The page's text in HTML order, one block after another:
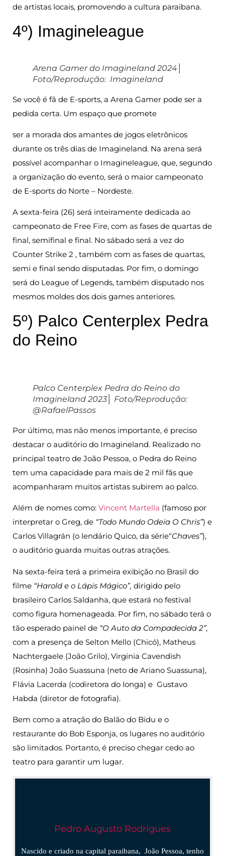
de artistas locais, promovendo a cultura paraibana.
4º) Imagineleague
Arena Gamer do Imagineland 2024│
Foto/Reprodução: Imagineland
Se você é fã de E-sports, a Arena Gamer pode ser a
pedida certa. Um espaço que promete
ser a morada dos amantes de jogos eletrônicos
durante os três dias de Imagineland. Na arena será
possível acompanhar o Imagineleague, que, segundo
a organização do evento, será o maior campeonato
de E-sports do Norte – Nordeste.
A sexta-feira (26) será inteiramente dedicada ao
campeonato de Free Fire, com as fases de quartas de
final, semifinal e final. No sábado será a vez do
Counter Strike 2 , também com as fases de quartas,
semi e final sendo disputadas. Por fim, o domingo
será do League of Legends, também disputado nos
mesmos moldes dos dois games anteriores.
5º) Palco Centerplex Pedra
do Reino
Palco Centerplex Pedra do Reino do
Imagineland 2023│ Foto/Reprodução:
@RafaelPassos
Por último, mas não menos importante, é preciso
destacar o auditório do Imagineland. Realizado no
principal teatro de João Pessoa, o Pedra do Reino
tem uma capacidade para mais de 2 mil fãs que
acompanharam muitos artistas subirem ao palco.
Além de nomes como: Vincent Martella (famoso por
interpretar o Greg, de “Todo Mundo Odeia O Chris”) e
Carlos Villagrán (o lendário Quico, da série“Chaves”),
o auditório guarda muitas outras atrações.
Na sexta-feira terá a primeira exibição no Brasil do
filme “Harold e o Lápis Mágico”, dirigido pelo
brasileiro Carlos Saldanha, que estará no festival
como figura homenageada. Por fim, no sábado terá o
tão esperado painel de “O Auto da Compadecida 2”,
com a presença de Selton Mello (Chicó), Matheus
Nachtergaele (João Grilo), Virginia Cavendish
(Rosinha) João Suassuna (neto de Ariano Suassuna),
Flávia Lacerda (codiretora do longa) e Gustavo
Habda (diretor de fotografia).
Bem como a atração do Balão do Bidu e o
restaurante do Bob Esponja, os lugares no auditório
são limitados. Portanto, é preciso chegar cedo ao
teatro para garantir um lugar.
Pedro Augusto Rodrigues
Nascido e criado na capital paraibana, João Pessoa, tenho